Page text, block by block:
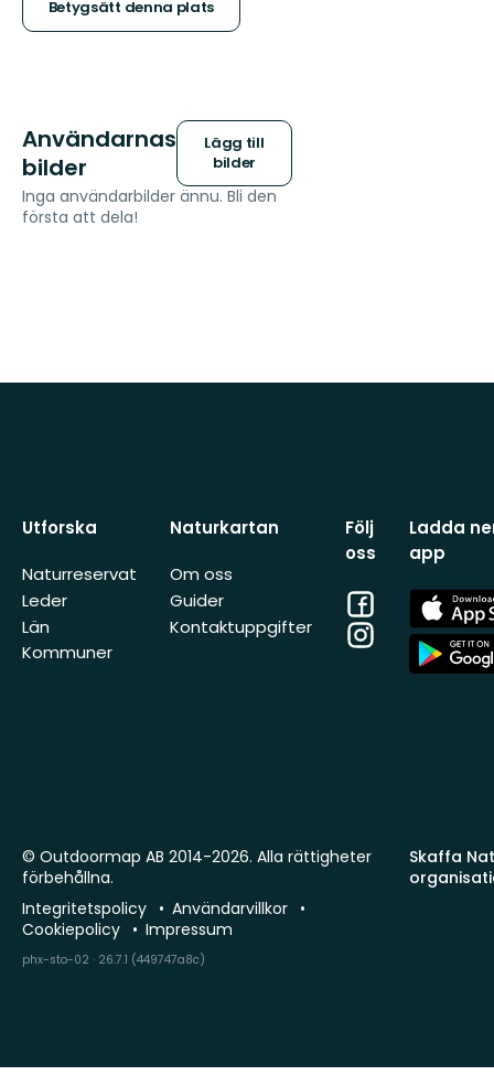
stjärnor
Betygsätt denna plats
Användarnas
bilder
Lägg till
bilder
Inga användarbilder ännu. Bli den
första att dela!
Utforska
Naturreservat
Leder
Län
Kommuner
Naturkartan
Om oss
Guider
Kontaktuppgifter
Följ
oss
Facebook
Instagram
Ladda
app
App
Store
App
Store
Skaffa
© Outdoormap AB 2014-2026. Alla rättigheter
förbehållna.
Integritetspolicy
Användarvillkor
Cookiepolicy
Impressum
phx-sto-02 · 26.7.1 (449747a8c)